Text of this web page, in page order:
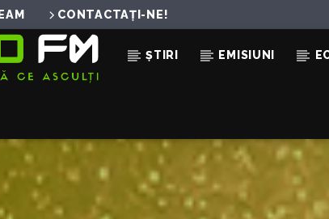
CONTACTAȚI-NE!
ȘTIRI EMISIUNI
ÎN DIRECT
YOU
DISCO & CHARLOTTE HAINING